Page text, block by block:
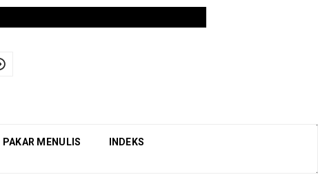
PAKAR MENULIS INDEKS